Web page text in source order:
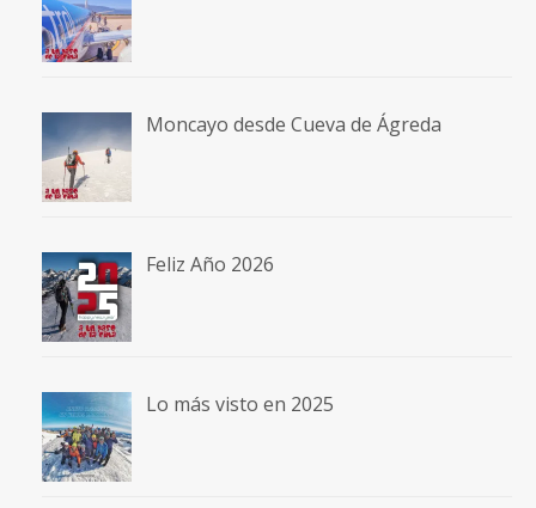
Moncayo desde Cueva de Ágreda
Feliz Año 2026
Lo más visto en 2025